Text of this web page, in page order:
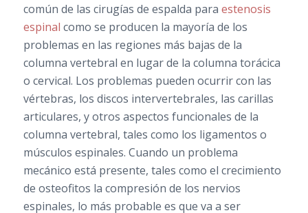
común de las cirugías de espalda para estenosis
espinal como se producen la mayoría de los
problemas en las regiones más bajas de la
columna vertebral en lugar de la columna torácica
o cervical. Los problemas pueden ocurrir con las
vértebras, los discos intervertebrales, las carillas
articulares, y otros aspectos funcionales de la
columna vertebral, tales como los ligamentos o
músculos espinales. Cuando un problema
mecánico está presente, tales como el crecimiento
de osteofitos la compresión de los nervios
espinales, lo más probable es que va a ser